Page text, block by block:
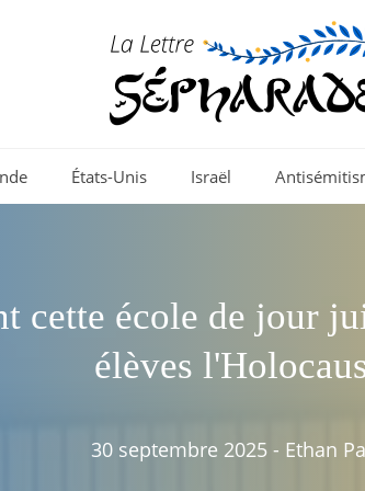
États-Unis Israël
cette école de jour
élèves
30 septembre 2025 - Ethan